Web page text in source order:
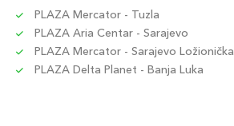
Šifra artikla
888 - POWER
PLAZA Mercator - Tuzla
PLAZA Aria Centar - Sarajevo
PLAZA Mercator - Sarajevo Ložionička
PLAZA Delta Planet - Banja Luka